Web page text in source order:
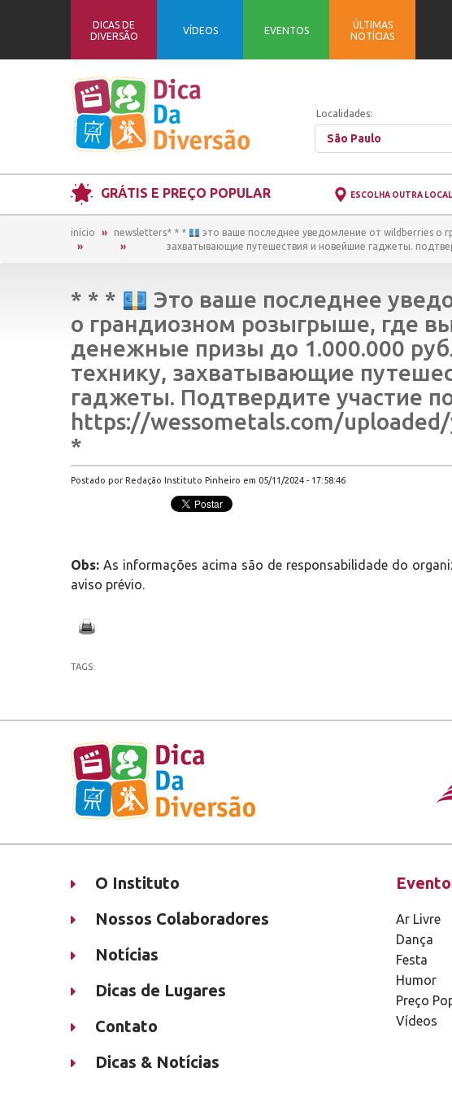
DICAS DE
DIVERSÃO
VÍDEOS EVENTOS
ÚLTIMAS
NOTÍCIAS
Localidades:
São Paulo
GRÁTIS E PREÇO POPULAR ESCOLHA OUTRA
início newsletters* * *
это ваше последнее уведомление от wildberries о
захватывающие путешествия и новейшие гаджеты.
* * *
Это ваше последнее
о грандиозном розыгрыше, где
денежные призы до 1.000.000
технику, захватывающие
гаджеты. Подтвердите участие
https://wessometals.com/
*
Postado por Redação Instituto Pinheiro em 05/11/2024 - 17:58:46
Obs: As informações acima são de responsabilidade do
aviso prévio.
TAGS:
O Instituto
Nossos Colaboradores
Notícias
Dicas de Lugares
Contato
Dicas & Notícias
Ar Livre
Dança
Festa
Humor
Preço
Vídeos